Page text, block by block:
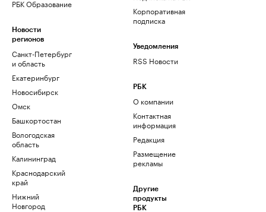
РБК Образование
Новости
регионов
Санкт-Петербург
и область
Екатеринбург
Новосибирск
Омск
Башкортостан
Вологодская
область
Калининград
Краснодарский
край
Нижний
Новгород
Корпоративная
подписка
Уведомления
RSS Новости
РБК
О компании
Контактная
информация
Редакция
Размещение
рекламы
Другие
продукты
РБК